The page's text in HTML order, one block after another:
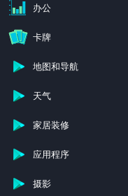
办公
卡牌
地图和导航
天气
家居装修
应用程序
摄影